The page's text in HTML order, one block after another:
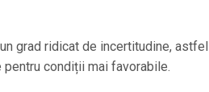
grad ridicat de incertitudine, astfel
condiții mai favorabile.